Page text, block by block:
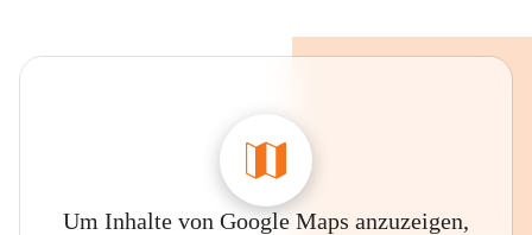
Um Inhalte von Google Maps anzuzeigen,